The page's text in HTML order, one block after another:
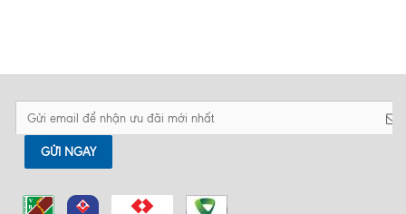
GỬI NGAY